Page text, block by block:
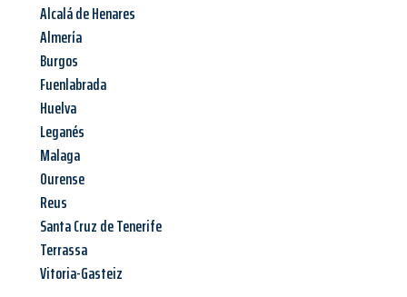
Alcalá de Henares
Almería
Burgos
Fuenlabrada
Huelva
Leganés
Malaga
Ourense
Reus
Santa Cruz de Tenerife
Terrassa
Vitoria-Gasteiz